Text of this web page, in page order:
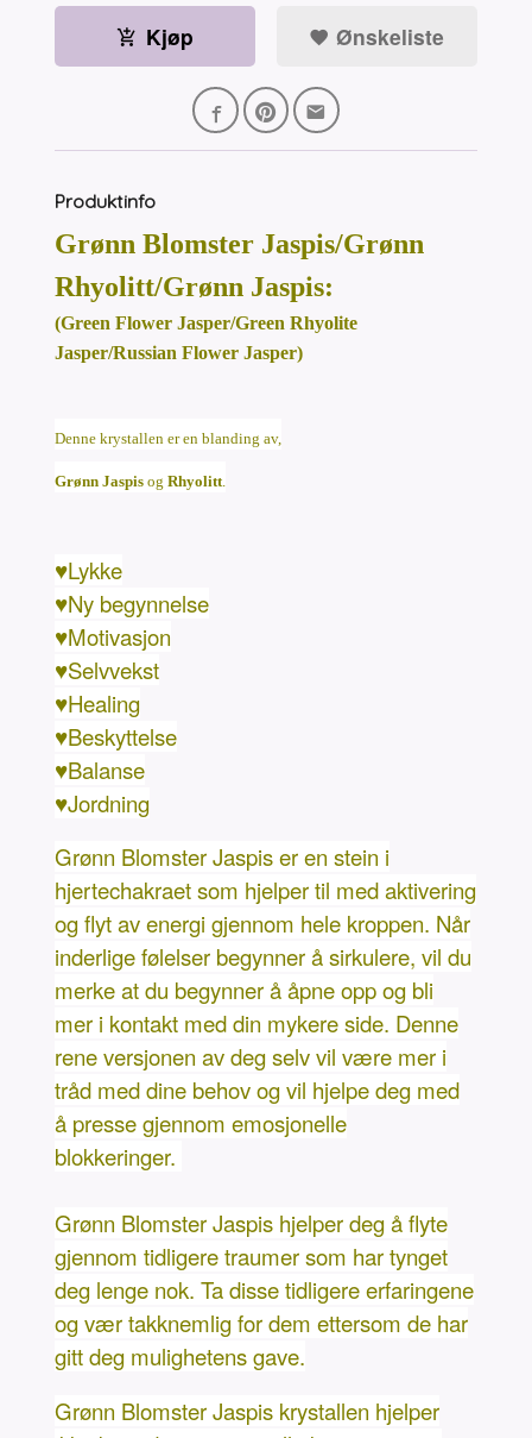
Kjøp Ønskeliste
Produktinfo
Grønn Blomster Jaspis/Grønn
Rhyolitt/Grønn Jaspis:
(Green Flower Jasper/Green Rhyolite
Jasper/Russian Flower Jasper)
Denne krystallen er en blanding av,
Grønn Jaspis ogRhyolitt.
♥Lykke
♥Ny begynnelse
♥Motivasjon
♥Selvvekst
♥Healing
♥Beskyttelse
♥Balanse
♥Jordning
Grønn Blomster Jaspis er en stein i
hjertechakraet som hjelper til med aktivering
og flyt av energi gjennom hele kroppen. Når
inderlige følelser begynner å sirkulere, vil du
merke at du begynner å åpne opp og bli
mer i kontakt med din mykere side. Denne
rene versjonen av deg selv vil være mer i
tråd med dine behov og vil hjelpe deg med
å presse gjennom emosjonelle
blokkeringer.
Grønn Blomster Jaspis hjelper deg å flyte
gjennom tidligere traumer som har tynget
deg lenge nok. Ta disse tidligere erfaringene
og vær takknemlig for dem ettersom de har
gitt deg mulighetens gave.
Grønn Blomster Jaspis krystallen hjelper